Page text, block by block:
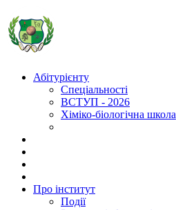
Абітурієнту
Спеціальності
ВСТУП - 2026
Хіміко-біологічна школа
Про інститут
Події